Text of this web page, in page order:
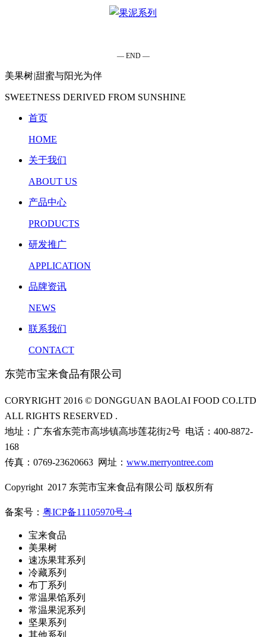
— END —
美果树|甜蜜与阳光为伴
SWEETNESS DERIVED FROM SUNSHINE
首页
HOME
关于我们
ABOUT US
产品中心
PRODUCTS
研发推广
APPLICATION
品牌资讯
NEWS
联系我们
CONTACT
东莞市宝来食品有限公司
CORYRIGHT 2016 © DONGGUAN BAOLAI FOOD CO.LTD
ALL RIGHTS RESERVED .
地址：广东省东莞市高埗镇高埗莲花街2号 电话：400-8872-
168
传真：0769-23620663 网址： www.merryontree.com
Copyright 2017 东莞市宝来食品有限公司 版权所有
备案号： 粤ICP备11105970号-4
宝来食品
美果树
速冻果茸系列
冷藏系列
布丁系列
常温果馅系列
常温果泥系列
坚果系列